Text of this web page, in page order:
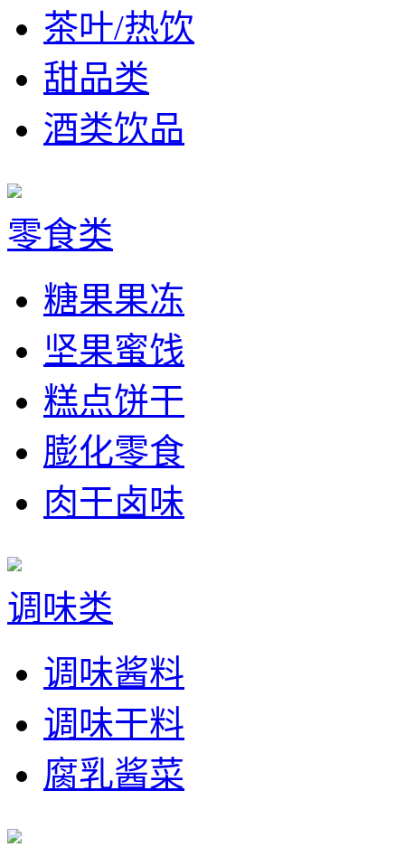
茶叶/热饮
甜品类
酒类饮品
零食类
糖果果冻
坚果蜜饯
糕点饼干
膨化零食
肉干卤味
调味类
调味酱料
调味干料
腐乳酱菜